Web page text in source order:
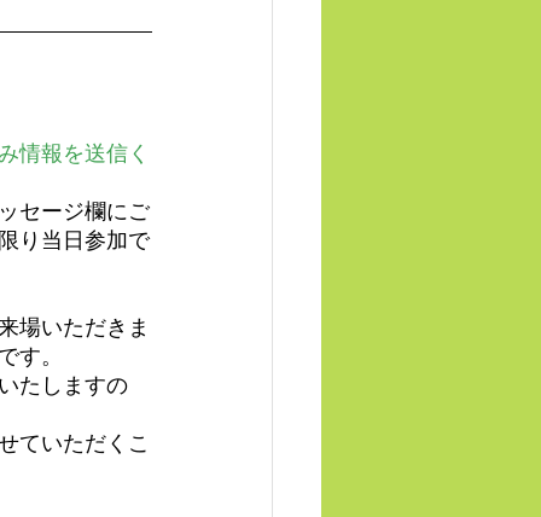
情報を送信く
セージ欄にご
り当日参加で
場いただきま
す。
たしますの
ていただくこ